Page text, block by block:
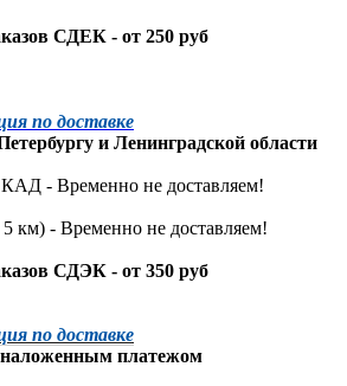
СДЕК - от 250 руб
по доставке
и Ленинградской области
- Временно не доставляем!
км) - Временно не доставляем!
СДЭК - от 350 руб
по доставке
наложенным платежом